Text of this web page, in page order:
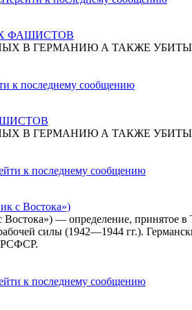
ФАШИСТОВ
В ГЕРМАНИЮ А ТАКЖЕ
В ГЕРМАНИЮ А ТАКЖЕ
с Востока»)
— определение, принятое
силы (1942—1944 гг.).
РСФСР.